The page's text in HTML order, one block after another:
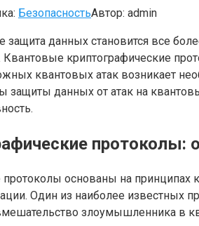
БезопасностьАвтор: admin
данных становится все
криптографические
квантовых атак возникает
данных от атак на
основаны на принципах
Один из наиболее известных
злоумышленника в